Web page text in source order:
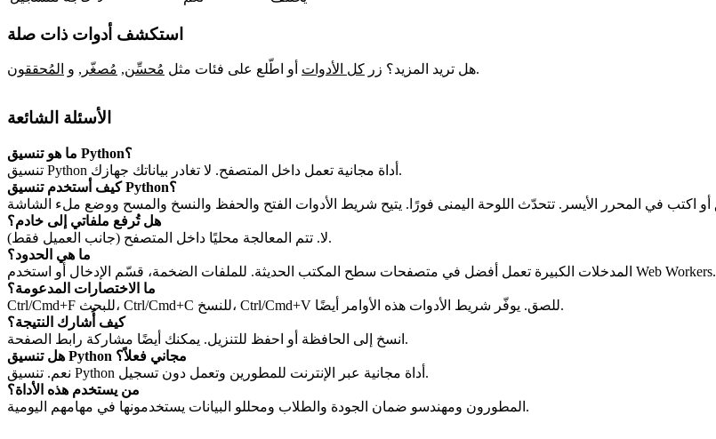
استكشف أدوات ذات صلة
هل تريد المزيد؟ زر كل الأدوات أو اطّلع على فئات مثل مُحسِّن, مُصغّر , و المُحققون .
الأسئلة الشائعة
ما هو تنسيق Python؟
تنسيق Python أداة مجانية تعمل داخل المتصفح. لا تغادر بياناتك جهازك.
كيف أستخدم تنسيق Python؟
هل تُرفع ملفاتي إلى خادم؟
لا. تتم المعالجة محليًا داخل المتصفح (جانب العميل فقط).
ما هي الحدود؟
المدخلات الكبيرة تعمل أفضل في متصفحات سطح المكتب الحديثة. للملفات الضخمة، قسّم الإدخال أو استخدم Web Workers.
ما الاختصارات المدعومة؟
Ctrl/Cmd+F للبحث، Ctrl/Cmd+C للنسخ، Ctrl/Cmd+V للصق. يوفّر شريط الأدوات هذه الأوامر أيضًا.
كيف أُشارك النتيجة؟
انسخ إلى الحافظة أو احفظ للتنزيل. يمكنك أيضًا مشاركة رابط الصفحة.
هل تنسيق Python مجاني فعلاً؟
نعم. تنسيق Python أداة مجانية عبر الإنترنت للمطورين وتعمل دون تسجيل.
من يستخدم هذه الأداة؟
المطورون ومهندسو ضمان الجودة والطلاب ومحللو البيانات يستخدمونها في مهامهم اليومية.